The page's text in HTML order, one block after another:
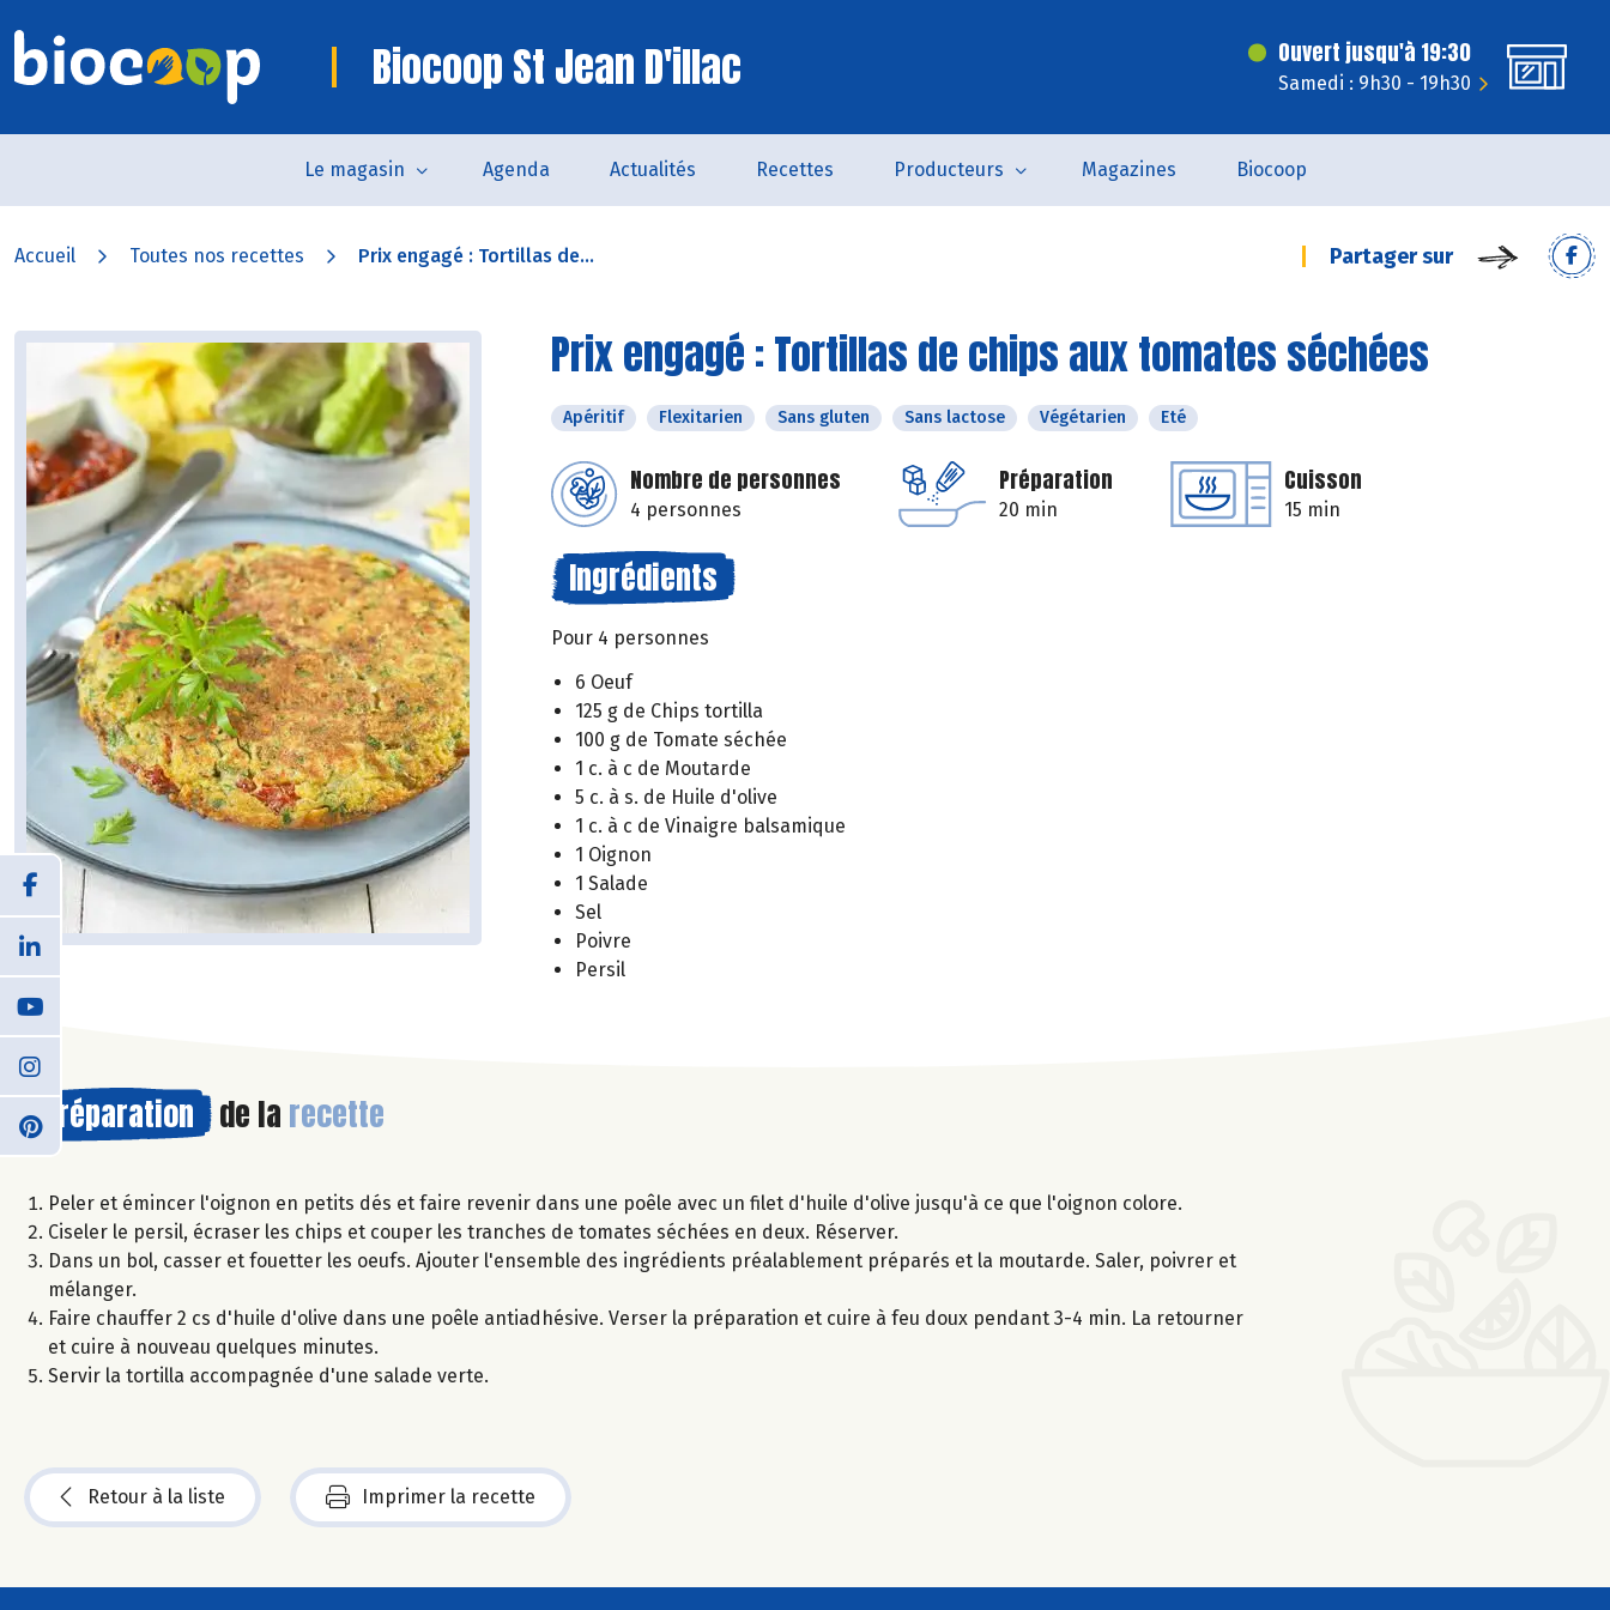
Biocoop St Jean D'illac Ouvert jusqu'à 19:30
Samedi : 9h30 - 19h30
Le magasin Agenda Actualités Recettes Producteurs Magazines Biocoop
Accueil Toutes nos recettes Prix engagé : Tortillas de... Partager sur
Prix engagé : Tortillas de chips aux tomates séchées
Apéritif Flexitarien Sans gluten Sans lactose Végétarien Eté
Nombre de personnes
4 personnes
Préparation
20 min
Cuisson
15 min
Ingrédients
Pour 4 personnes
6 Oeuf
125 g de Chips tortilla
100 g de Tomate séchée
1 c. à c de Moutarde
5 c. à s. de Huile d'olive
1 c. à c de Vinaigre balsamique
1 Oignon
1 Salade
Sel
Poivre
Persil
Préparation de la recette
Peler et émincer l'oignon en petits dés et faire revenir dans une poêle avec un filet d'huile d'olive jusqu'à ce que l'oignon colore.
Ciseler le persil, écraser les chips et couper les tranches de tomates séchées en deux. Réserver.
Dans un bol, casser et fouetter les oeufs. Ajouter l'ensemble des ingrédients préalablement préparés et la moutarde. Saler, poivrer et
mélanger.
Faire chauffer 2 cs d'huile d'olive dans une poêle antiadhésive. Verser la préparation et cuire à feu doux pendant 3-4 min. La retourner
et cuire à nouveau quelques minutes.
Servir la tortilla accompagnée d'une salade verte.
Retour à la liste Imprimer la recette